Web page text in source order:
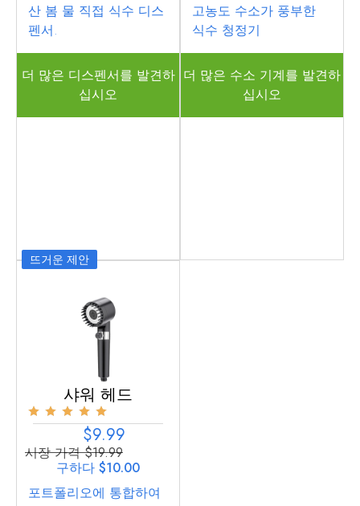
산 봄 물 직접 식수 디스
펜서.
더 많은 디스펜서를 발견하
십시오
고농도 수소가 풍부한
식수 청정기
더 많은 수소 기계를 발견하
십시오
뜨거운 제안
샤워 헤드
$9.99
시장 가격 $19.99
구하다 $10.00
포트폴리오에 통합하여